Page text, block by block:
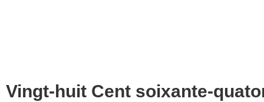
Vingt-huit Cent soixante-